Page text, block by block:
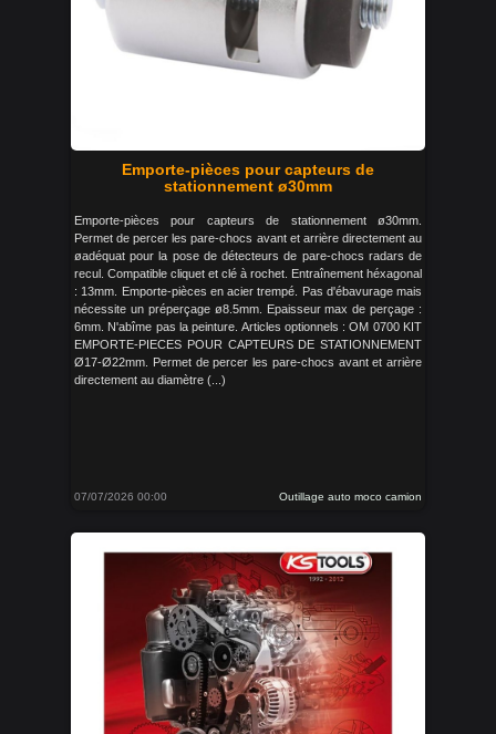
Emporte-pièces pour capteurs de
stationnement ø30mm
Emporte-pièces pour capteurs de stationnement ø30mm.
Permet de percer les pare-chocs avant et arrière directement au
øadéquat pour la pose de détecteurs de pare-chocs radars de
recul. Compatible cliquet et clé à rochet. Entraînement héxagonal
: 13mm. Emporte-pièces en acier trempé. Pas d'ébavurage mais
nécessite un préperçage ø8.5mm. Epaisseur max de perçage :
6mm. N'abîme pas la peinture. Articles optionnels : OM 0700 KIT
EMPORTE-PIECES POUR CAPTEURS DE STATIONNEMENT
Ø17-Ø22mm. Permet de percer les pare-chocs avant et arrière
directement au diamètre (...)
07/07/2026 00:00 Outillage auto moco camion